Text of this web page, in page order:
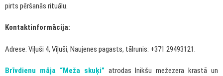
pirts pēršanās rituālu.
Kontaktinformācija:
Adrese: Viļuši 4, Viļuši, Naujenes pagasts, tālrunis: +371 29493121.
Brīvdienu māja “Meža skuķi”atrodas Inikšu mežezera krastā un